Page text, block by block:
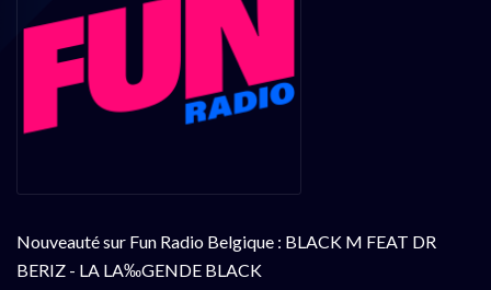
Nouveauté sur Fun Radio Belgique : BLACK M FEAT DR
BERIZ - LA LA‰GENDE BLACK